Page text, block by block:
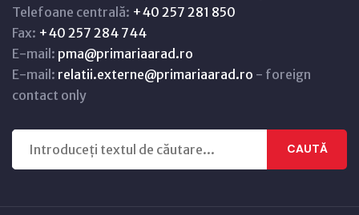
Telefoane centrală: +40 257 281 850
Fax: +40 257 284 744
E-mail: pma@primariaarad.ro
E-mail: relatii.externe@primariaarad.ro - foreign
contact only
CAUTĂ